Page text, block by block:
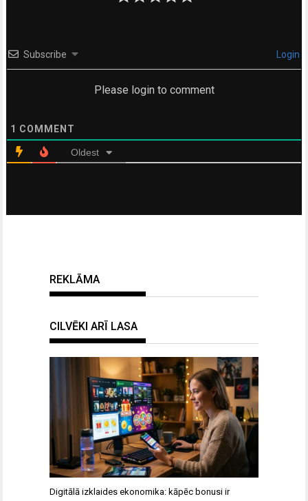
Subscribe Login
Please login to comment
1 COMMENT
Oldest
REKLĀMA
CILVĒKI ARĪ LASA
Digitālā izklaides ekonomika: kāpēc bonusi ir